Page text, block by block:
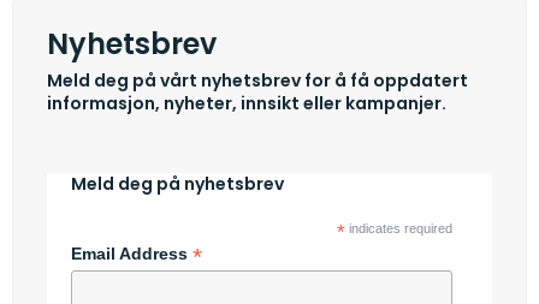
Nyhetsbrev
Meld deg på vårt nyhetsbrev for å få oppdatert
informasjon, nyheter, innsikt eller kampanjer.
Meld deg på nyhetsbrev
*indicates required
Email Address *